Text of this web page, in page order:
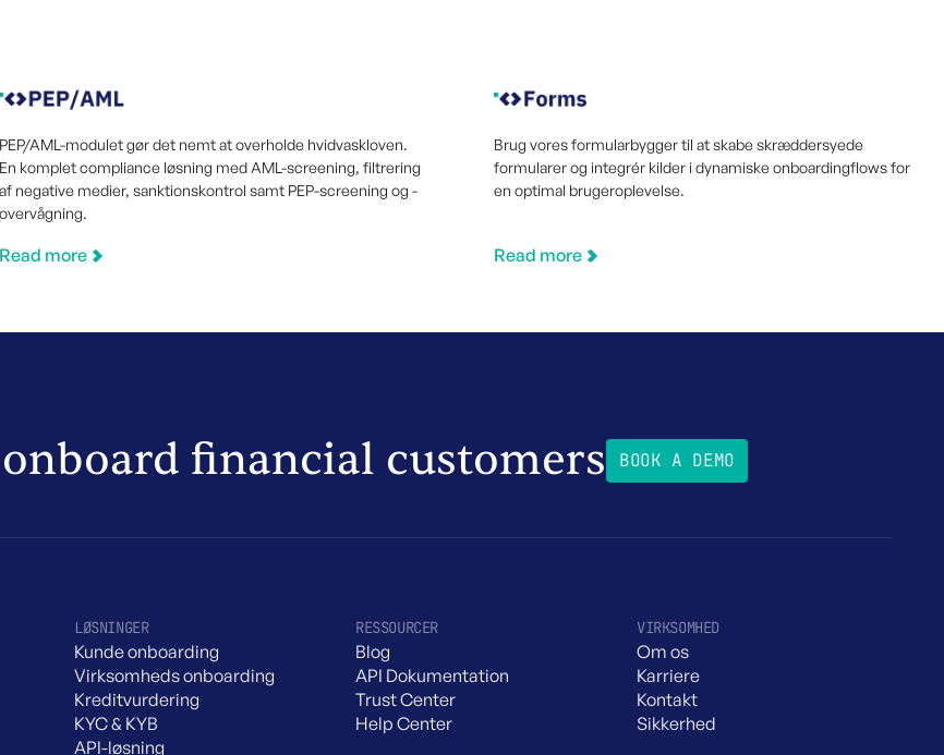
PEP/AML-modulet gør det nemt at overholde hvidvaskloven.
En komplet compliance løsning med AML-screening, filtrering
af negative medier, sanktionskontrol samt PEP-screening og -
overvågning.
Read more
Brug vores formularbygger til at skabe skræddersyede
formularer og integrér kilder i dynamiske onboardingflows for
en optimal brugeroplevelse.
Read more
financial customers BOOK A DEMO
LØSNINGER
Kunde onboarding
Virksomheds onboarding
Kreditvurdering
KYC & KYB
API-løsning
RESSOURCER
Blog
API Dokumentation
Trust Center
Help Center
VIRKSOMHED
Om os
Karriere
Kontakt
Sikkerhed